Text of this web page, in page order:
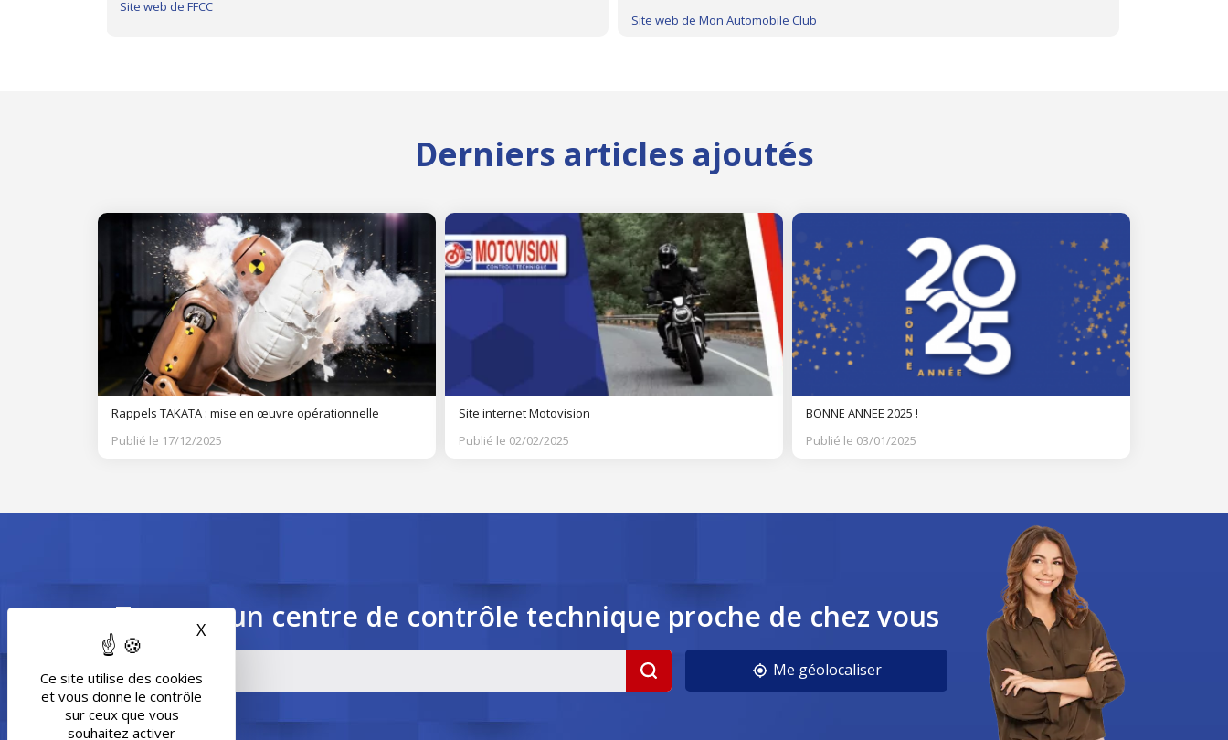
Ce site utilise des cookies
et vous donne le contrôle
sur ceux que vous
souhaitez activer
X Masquer le bandeau des cookies
Derniers articles ajoutés
Rappels TAKATA : mise en œuvre opérationnelle
Publié le 17/12/2025
Site internet Motovision
Publié le 02/02/2025
BONNE ANNEE 2025 !
Publié le 03/01/2025
Trouvez un centre de contrôle technique proche de chez vous
Me géolocaliser